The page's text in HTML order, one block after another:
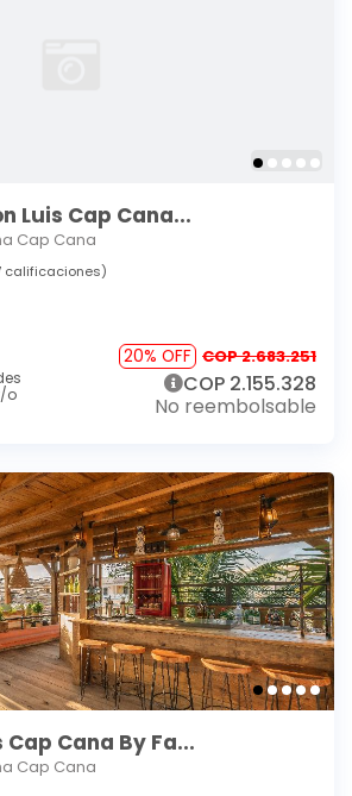
Luis Cap Cana...
Cap Cana
calificaciones)
o
20% OFF COP 2.683.251
COP 2.155.328
No reembolsable
Cap Cana By Fa...
Cap Cana